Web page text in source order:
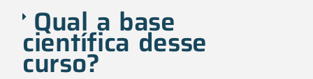
Qual a base
científica desse
curso?